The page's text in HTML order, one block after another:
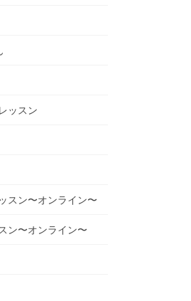
ッスン
スン〜オンライン〜
ン〜オンライン〜